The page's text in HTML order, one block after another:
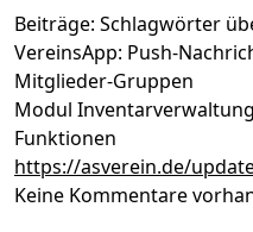
Beiträge: Schlagwörter
VereinsApp: Push-
Mitglieder-Gruppen
Modul
Funktionen
https://asverein.de/
Keine Kommentare